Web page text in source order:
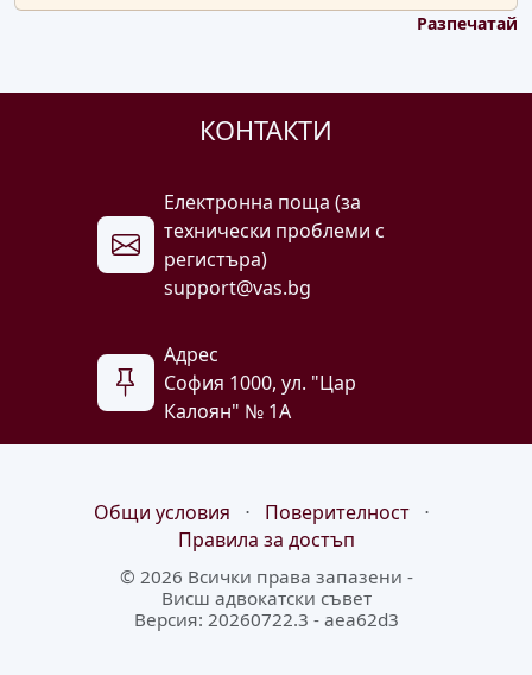
Разпечатай
КОНТАКТИ
Електронна поща (за
технически проблеми с
регистъра)
support@vas.bg
Адрес
София 1000, ул. "Цар
Калоян" № 1A
Общи условия ⋅ Поверителност
⋅
Правила за достъп
© 2026 Всички права запазени -
Висш адвокатски съвет
Версия: 20260722.3 - aea62d3